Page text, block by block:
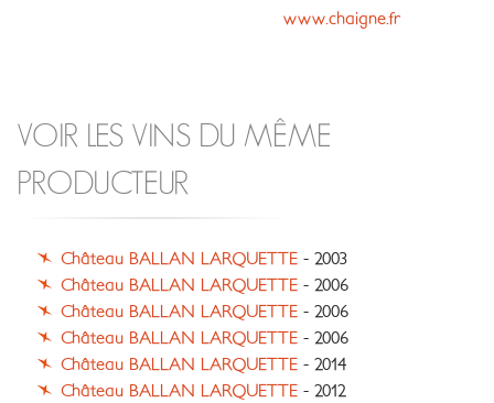
www.chaigne.fr
VOIR LES VINS DU MÊME
PRODUCTEUR
Château BALLAN LARQUETTE - 2003
Château BALLAN LARQUETTE - 2006
Château BALLAN LARQUETTE - 2006
Château BALLAN LARQUETTE - 2006
Château BALLAN LARQUETTE - 2014
Château BALLAN LARQUETTE - 2012